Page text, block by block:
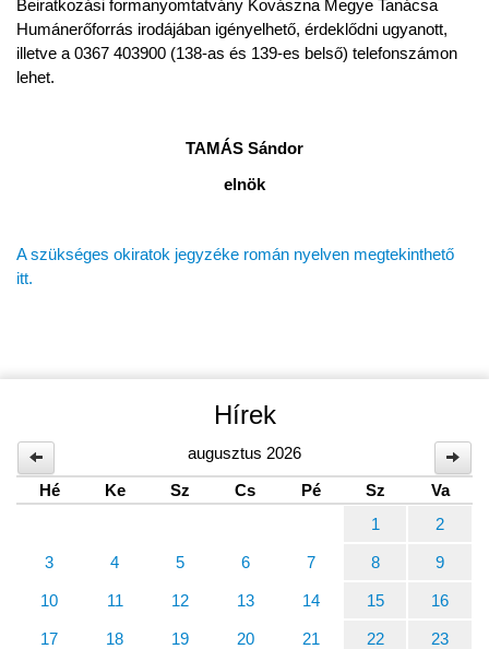
Beiratkozási formanyomtatvány Kovászna Megye Tanácsa
Humánerőforrás irodájában igényelhető, érdeklődni ugyanott,
illetve a 0367 403900 (138-as és 139-es belső) telefonszámon
lehet.
TAMÁS Sándor
elnök
A szükséges okiratok jegyzéke román nyelven megtekinthető
itt.
Hírek
augusztus 2026
Hé
Ke Sz Cs Pé Sz
Va
1
2
3 4 5 6 7 8 9
10 11 12 13 14 15 16
17 18 19 20 21 22 23